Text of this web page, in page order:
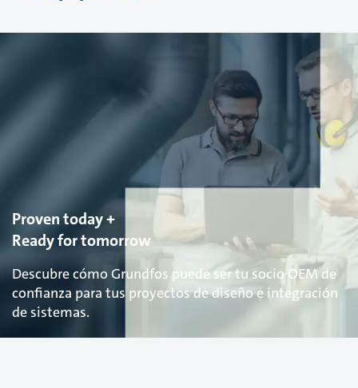
Proven today +
Ready for tomorrow
Descubre cómo Grundfos puede ser tu socio OEM de
confianza para tus proyectos de diseño e integración
de sistemas.